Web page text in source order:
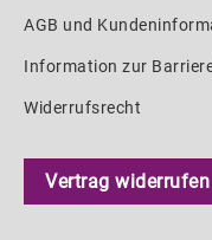
AGB und
Information zur
Widerrufsrecht
Vertrag widerrufen